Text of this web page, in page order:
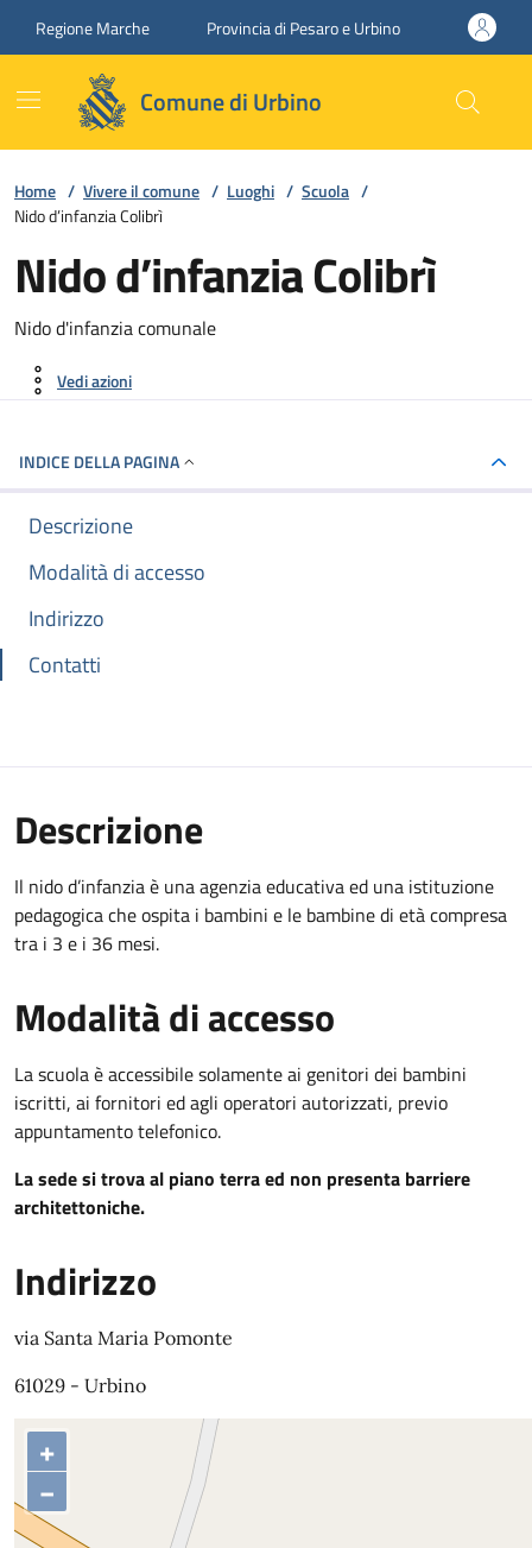
Regione Marche Provincia di Pesaro e Urbino
Comune di Urbino
Home / Vivere il comune / Luoghi / Scuola /
Nido d’infanzia Colibrì
Nido d’infanzia Colibrì
Nido d'infanzia comunale
Vedi azioni
INDICE DELLA PAGINA
Descrizione
Modalità di accesso
Indirizzo
Contatti
Descrizione
Il nido d’infanzia è una agenzia educativa ed una istituzione
pedagogica che ospita i bambini e le bambine di età compresa
tra i 3 e i 36 mesi.
Modalità di accesso
La scuola è accessibile solamente ai genitori dei bambini
iscritti, ai fornitori ed agli operatori autorizzati, previo
appuntamento telefonico.
La sede si trova al piano terra ed non presenta barriere
architettoniche.
Indirizzo
via Santa Maria Pomonte
61029 - Urbino
+
−